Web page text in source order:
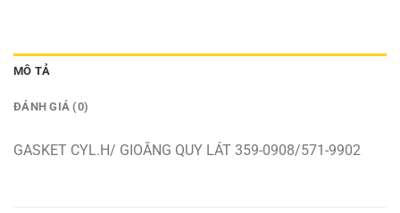
MÔ TẢ
ĐÁNH GIÁ (0)
GASKET CYL.H/ GIOĂNG QUY LÁT 359-0908/571-9902